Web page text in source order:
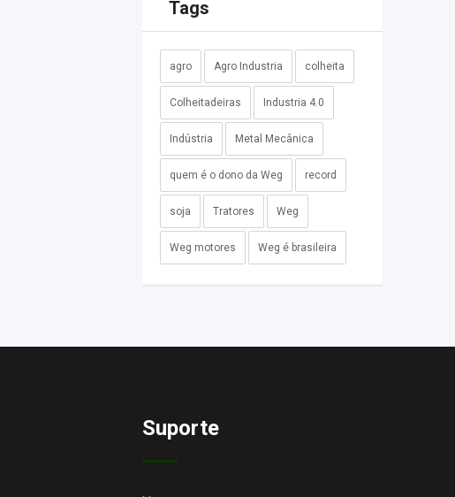
Tags
agro Agro Industria colheita
Colheitadeiras Industria 4.0
Indústria Metal Mecânica
quem é o dono da Weg record
soja Tratores Weg
Weg motores Weg é brasileira
Suporte